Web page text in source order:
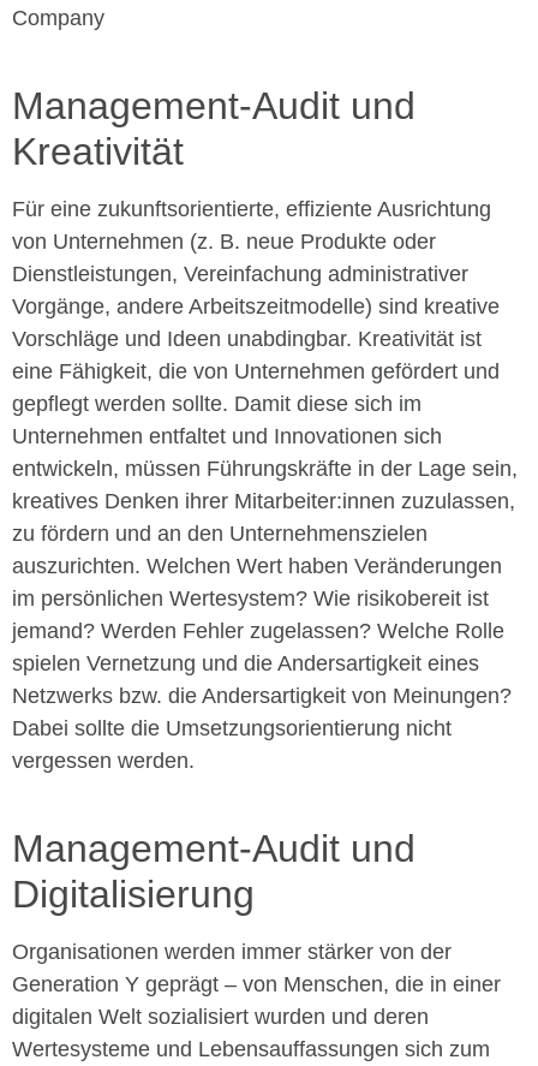
Company
Management-Audit und
Kreativität
Für eine zukunftsorientierte, effiziente Ausrichtung
von Unternehmen (z. B. neue Produkte oder
Dienstleistungen, Vereinfachung administrativer
Vorgänge, andere Arbeitszeitmodelle) sind kreative
Vorschläge und Ideen unabdingbar. Kreativität ist
eine Fähigkeit, die von Unternehmen gefördert und
gepflegt werden sollte. Damit diese sich im
Unternehmen entfaltet und Innovationen sich
entwickeln, müssen Führungskräfte in der Lage sein,
kreatives Denken ihrer Mitarbeiter:innen zuzulassen,
zu fördern und an den Unternehmenszielen
auszurichten. Welchen Wert haben Veränderungen
im persönlichen Wertesystem? Wie risikobereit ist
jemand? Werden Fehler zugelassen? Welche Rolle
spielen Vernetzung und die Andersartigkeit eines
Netzwerks bzw. die Andersartigkeit von Meinungen?
Dabei sollte die Umsetzungsorientierung nicht
vergessen werden.
Management-Audit und
Digitalisierung
Organisationen werden immer stärker von der
Generation Y geprägt – von Menschen, die in einer
digitalen Welt sozialisiert wurden und deren
Wertesysteme und Lebensauffassungen sich zum